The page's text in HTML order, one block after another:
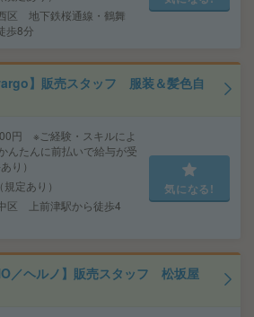
区 地下鉄桜通線・鶴舞
歩8分
】販売スタッフ 服装＆髪色自
円 ※ご経験・スキルによ
んたんに前払いで給与が受
り）
定あり）
区 上前津駅から徒歩4
気になる!
／ヘルノ】販売スタッフ 松坂屋